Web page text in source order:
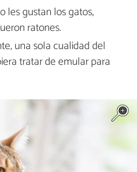
les gustan los gatos,
ratones.
una sola cualidad del
tratar de emular para